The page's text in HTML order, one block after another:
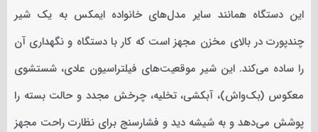
این دستگاه همانند سایر مدل‌های خانواده ایمکس به یک شیر
چندپورت در بالای مخزن مجهز است که کار با دستگاه و نگهداری آن
را ساده می‌کند. این شیر موقعیت‌های فیلتراسیون عادی، شستشوی
معکوس (بک‌واش)، آبکشی، تخلیه، چرخش مجدد و حالت بسته را
پوشش می‌دهد و به شیشه دید و فشارسنج برای نظارت راحت مجهز